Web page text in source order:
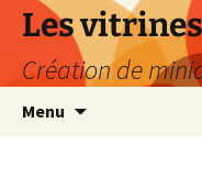
Les
Création de
Menu